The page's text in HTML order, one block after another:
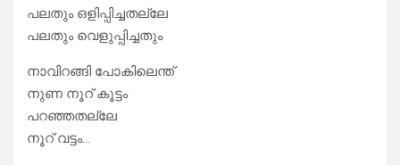
പലതും ഒളിപ്പിച്ചതല്ലേ
പലതും വെളുപ്പിച്ചതും
നാവിറങ്ങി പോകിലെന്ത്
നുണ നൂറ് കൂട്ടം
പറഞ്ഞതല്ലേ
നൂറ് വട്ടം…